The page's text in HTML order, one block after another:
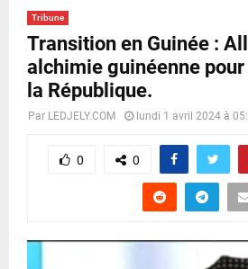
U
Tribune
Transition en Guinée :
alchimie guinéenne
la République.
Par LEDJELY.COM lundi 1 avril 2024 à
0 0